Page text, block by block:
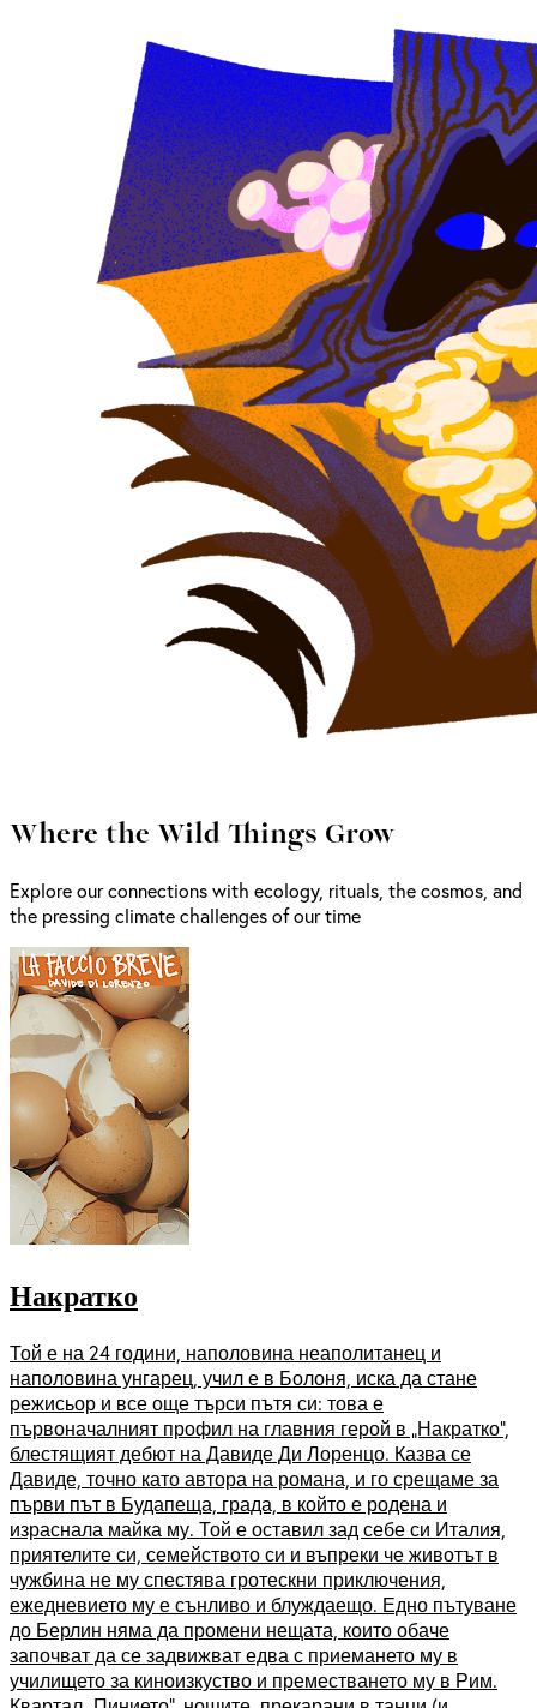
Where the Wild Things Grow
Explore our connections with ecology, rituals, the cosmos, and
the pressing climate challenges of our time
Накратко
Той е на 24 години, наполовина неаполитанец и
наполовина унгарец, учил е в Болоня, иска да стане
режисьор и все още търси пътя си: това е
първоначалният профил на главния герой в „Накратко“,
блестящият дебют на Давиде Ди Лоренцо. Казва се
Давиде, точно като автора на романа, и го срещаме за
първи път в Будапеща, града, в който е родена и
израснала майка му. Той е оставил зад себе си Италия,
приятелите си, семейството си и въпреки че животът в
чужбина не му спестява гротескни приключения,
ежедневието му е сънливо и блуждаещо. Едно пътуване
до Берлин няма да промени нещата, които обаче
започват да се задвижват едва с приемането му в
училището за киноизкуство и преместването му в Рим.